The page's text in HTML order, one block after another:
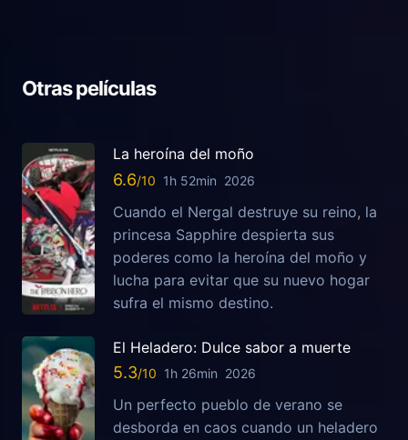
Otras películas
La heroína del moño
6.6 1h 52min 2026
Cuando el Nergal destruye su reino, la
princesa Sapphire despierta sus
poderes como la heroína del moño y
lucha para evitar que su nuevo hogar
sufra el mismo destino.
El Heladero: Dulce sabor a muerte
5.3 1h 26min 2026
Un perfecto pueblo de verano se
desborda en caos cuando un heladero